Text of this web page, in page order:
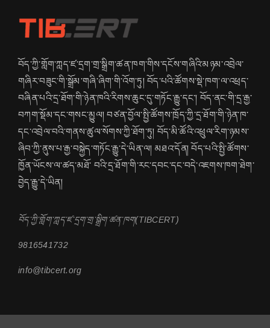
བོད་ཀྱི་གློག་ཀླད་ཛ་དྲག་གྲ་སྒྲིག་ཚན་ཁག་གིས་དངོས་གཞིའི་མཉམ་འབྲེལ་
གཞིར་བཟུང་གི་སྒྲོམ་གཞི་ཞིག་གི་འོག་ཏུ། བོད་པའི་ཚོགས་སྡེ་ཁག་ལ་འཕྲད་
བཞིན་པའི་དྲ་ཐོག་གི་ཉེན་ཁའི་རིགས་ཆུང་དུ་གཏོང་རྒྱུ་དང་། བོད་ནང་གི་དྲ་རྒྱ་
བཀག་སྡོམ་དང་གསང་མྱུལ། བཙན་བྱོལ་སྤྱི་ཚོགས་ཁྲོད་ཀྱི་དྲ་ཐོག་གི་ཉེན་ཁ་
དང་འབྲེལ་བའི་གནས་ཚུལ་སོགས་ཀྱི་ཐོག་ཏུ། བོད་མི་ཚོའི་འཕྲུལ་རིག་ཉམས་
ཞིབ་ཀྱི་ནུས་པ་རྒྱ་བསྐྱེད་གཏོང་རྒྱུ་དེ་ཡིན་ལ། མཐའ་དོན། བོད་པའི་སྤྱི་ཚོགས་
ཁྱོན་ཡོངས་ལ་ཚད་མཐོ་ བའི་དྲ་ཐོག་གི་རང་དབང་དང་བདེ་འཇགས་ཁག་ཐེག་
བྱེད་རྒྱུ་དེ་ཡིན།
བོད་ཀྱི་གློག་ཀླད་ཛ་དྲག་གྲ་སྒྲིག་ཚན་ཁག(TIBCERT)
9816541732
info@tibcert.org